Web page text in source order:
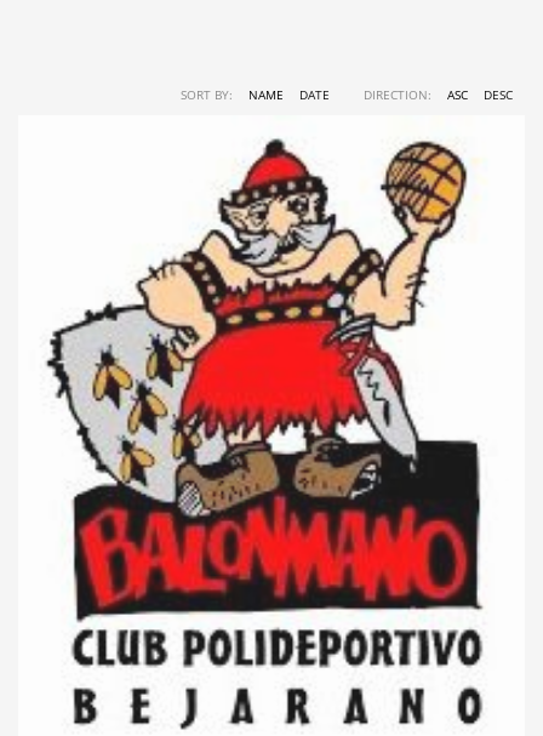
SORT BY: NAME DATE DIRECTION: ASC DESC